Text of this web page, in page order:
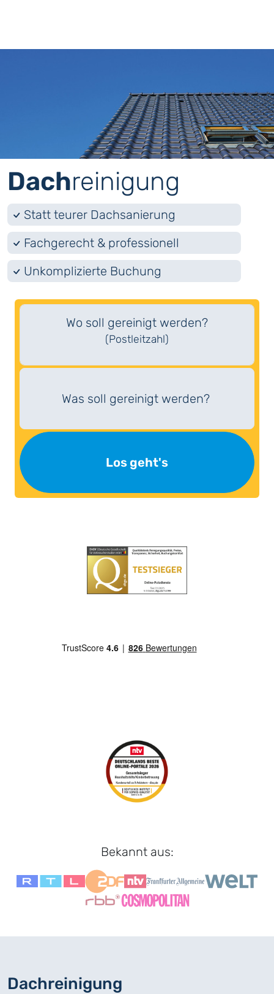
Dach­reinigung
Statt teurer Dachsanierung
Fachgerecht & professionell
Unkomplizierte Buchung
Wo soll gereinigt werden?
(Postleitzahl)
Was soll gereinigt werden?
Los geht's
Bekannt aus:
Dach­reinigung